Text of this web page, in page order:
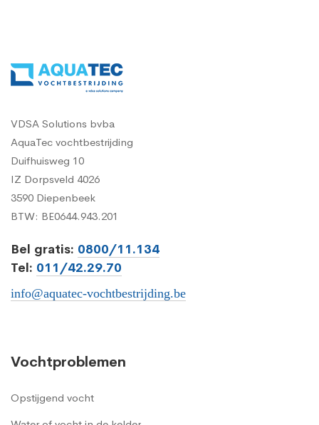
VDSA Solutions bvba
AquaTec vochtbestrijding
Duifhuisweg 10
IZ Dorpsveld 4026
3590 Diepenbeek
BTW: BE0644.943.201
Bel gratis: 0800/11.134
Tel: 011/42.29.70
info@aquatec-vochtbestrijding.be
Vochtproblemen
Opstijgend vocht